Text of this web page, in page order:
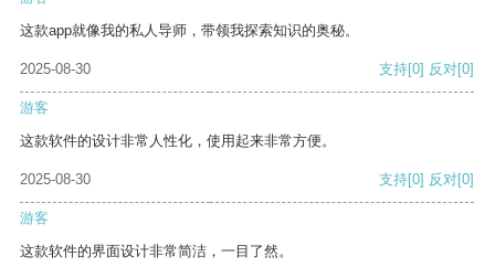
这款app就像我的私人导师，带领我探索知识的奥秘。
2025-08-30 支持[0] 反对[0]
游客
这款软件的设计非常人性化，使用起来非常方便。
2025-08-30 支持[0] 反对[0]
游客
这款软件的界面设计非常简洁，一目了然。